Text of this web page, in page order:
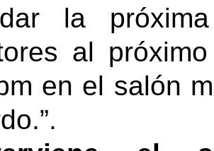
la
al
en el salón